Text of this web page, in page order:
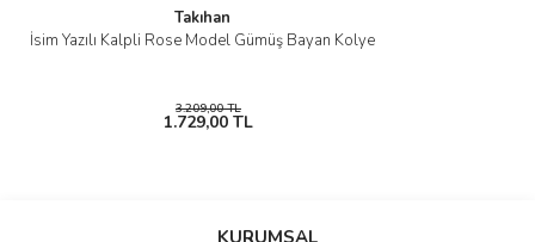
Takıhan
İsim Yazılı Kalpli Rose Model Gümüş Bayan Kolye
3.209,00 TL
1.729,00 TL
KURUMSAL